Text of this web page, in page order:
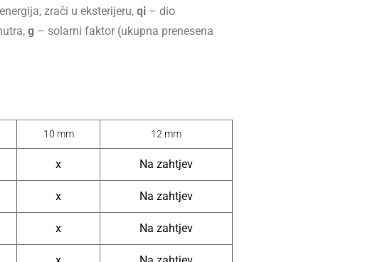
zrači u eksterijeru, qi – dio
g – solarni faktor (ukupna prenesena
10 mm 12 mm
x Na zahtjev
x Na zahtjev
x Na zahtjev